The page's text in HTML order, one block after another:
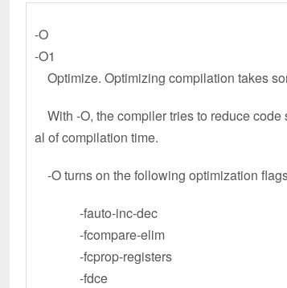
-O
-O1
Optimize. Optimizing compilation takes
With -O, the compiler tries to reduce
al of compilation time.
-O turns on the following optimization
-fauto-inc-dec
-fcompare-elim
-fcprop-registers
-fdce